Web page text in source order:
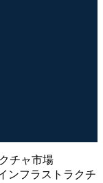
ンフラストラクチ